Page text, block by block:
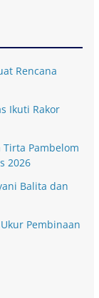
Rencana
Ikuti Rakor
Tirta Pambelom
2026
Balita dan
Pembinaan